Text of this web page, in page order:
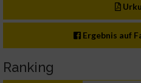
Ergebnis auf
Ranking